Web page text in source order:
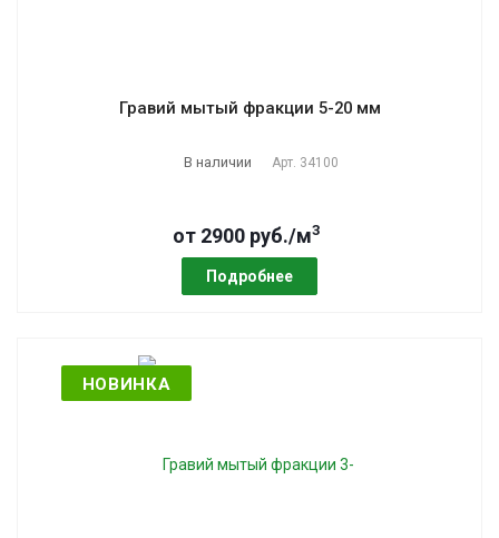
Гравий мытый фракции 5-20 мм
В наличии Арт. 34100
от 2900 руб./м3
Подробнее
НОВИНКА